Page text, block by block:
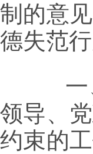
制的意
德失范
一、
领导、
约束的